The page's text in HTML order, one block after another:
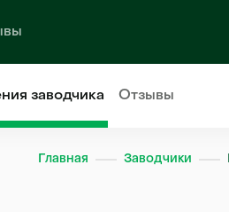
заводчика Отзывы
Главная Заводчики